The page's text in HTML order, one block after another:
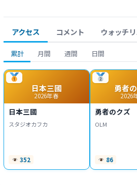
アクセス コメント ウォッチ
累計 月間 週間 日間
日本三國
2026年春
日本三國
スタジオカフカ
352
勇者
2026
勇者のクズ
OLM
86